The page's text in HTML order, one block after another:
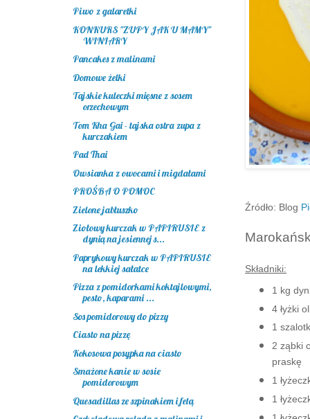
Źródło: Blog
Składniki:
1 kg
4 łyżki
1
2 ząbki
praskę
1
1
Piwo z galaretki
KONKURS "ZUPY JAK U MAMY"
WINIARY
Pancakes z malinami
Domowe żelki
Tajskie kuleczki mięsne z sosem
orzechowym
Tom Kha Gai - tajska ostra zupa z
kurczakiem
Pad Thai
Owsianka z owocami i migdałami
PROŚBA O POMOC
Zielone jabłuszko
Ziołowy kurczak w PAPIRUSIE z
dynią na jesiennej s...
Paprykowy kurczak w PAPIRUSIE
na lekkiej sałatce
Pizza z pomidorkami koktajlowymi,
pesto, kaparami ...
Sos pomidorowy do pizzy
Ciasto na pizzę
Kokosowa posypka na ciasto
Smażone kanie w sosie
pomidorowym
Quesadillas ze szpinakiem i fetą